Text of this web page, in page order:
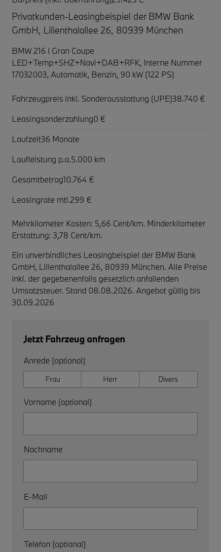
Privatkunden-Leasingbeispiel der BMW Bank
GmbH, Lilienthalallee 26, 80939 München
BMW 216 i Gran Coupe
LED+Temp+SHZ+Navi+DAB+RFK, Interne Nummer
17032003, Automatik, Benzin, 90 kW (122 PS)
Fahrzeugpreis inkl. Sonderausstattung (UPE)38.740 €
Leasingsonderzahlung0 €
Laufzeit36 Monate
Laufleistung p.a.5.000 km
Gesamtbetrag10.764 €
Leasingrate mtl.299 €
Mehrkilometer Kosten: 5,66 Cent/km. Minderkilometer
Erstattung: 3,78 Cent/km.
Ein unverbindliches Leasingbeispiel der BMW Bank
GmbH, Lilienthalallee 26, 80939 München. Alle Preise
inkl. der gegebenenfalls gesetzlich anfallenden
Umsatzsteuer. Stand 08.08.2026. Angebot gültig bis
30.09.2026
Jetzt Fahrzeug anfragen
Anrede (optional)
Frau Herr Divers
Vorname (optional)
Nachname
E-Mail
Telefon (optional)